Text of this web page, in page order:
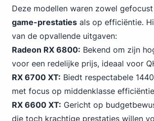
Deze modellen waren zowel
game-prestaties als op efficiëntie.
van de opvallende uitgaven:
Radeon RX 6800: Bekend om zijn
voor een redelijke prijs, ideaal voor
RX 6700 XT: Biedt respectabele
met focus op middenklasse
RX 6600 XT: Gericht op
die toch krachtige prestaties willen